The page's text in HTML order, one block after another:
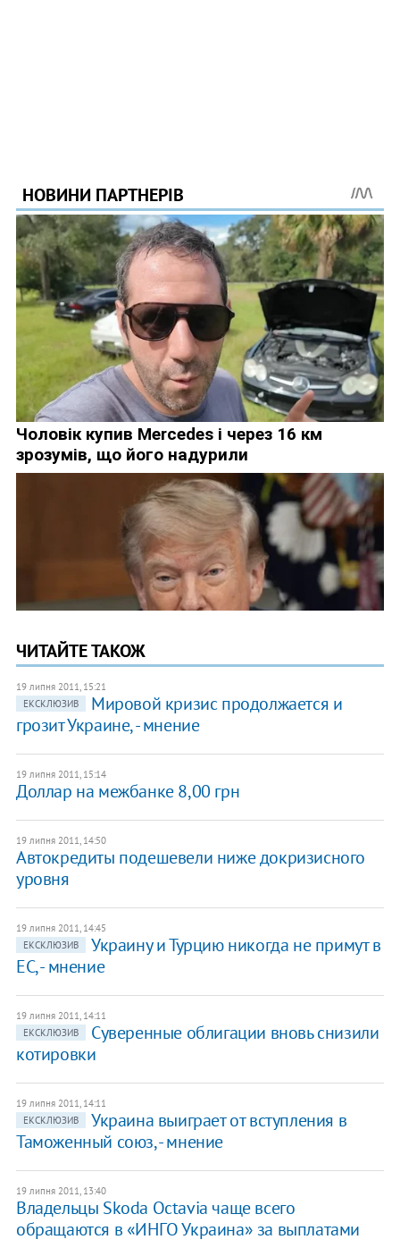
ЧИТАЙТЕ ТАКОЖ
19 липня 2011, 15:21
ЕКСКЛЮЗИВ
Мировой кризис продолжается и
грозит Украине, - мнение
19 липня 2011, 15:14
Доллар на межбанке 8,00 грн
19 липня 2011, 14:50
Автокредиты подешевели ниже докризисного
уровня
19 липня 2011, 14:45
ЕКСКЛЮЗИВ
Украину и Турцию никогда не примут в
ЕС, - мнение
19 липня 2011, 14:11
ЕКСКЛЮЗИВ
Суверенные облигации вновь снизили
котировки
19 липня 2011, 14:11
ЕКСКЛЮЗИВ
Украина выиграет от вступления в
Таможенный союз, - мнение
19 липня 2011, 13:40
Владельцы Skoda Octavia чаще всего
обращаются в «ИНГО Украина» за выплатами